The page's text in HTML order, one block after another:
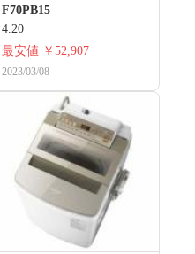
F70PB15
4.20
最安値 ￥52,907
2023/03/08